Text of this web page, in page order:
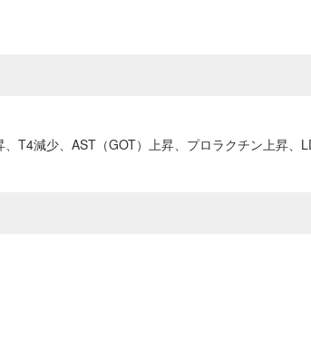
T4減少、AST（GOT）上昇、プロラクチン上昇、